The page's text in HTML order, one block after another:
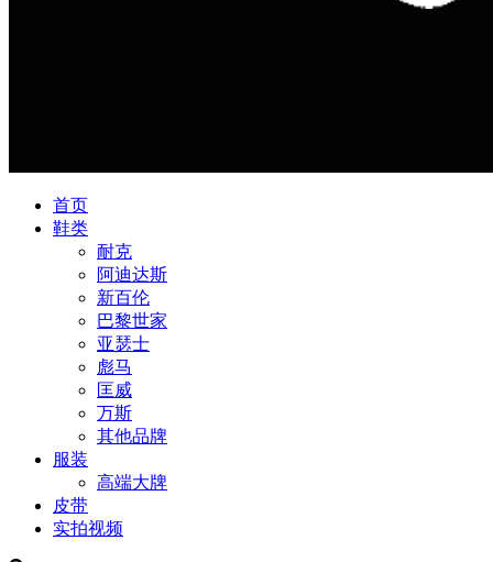
首页
鞋类
耐克
阿迪达斯
新百伦
巴黎世家
亚瑟士
彪马
匡威
万斯
其他品牌
服装
高端大牌
皮带
实拍视频